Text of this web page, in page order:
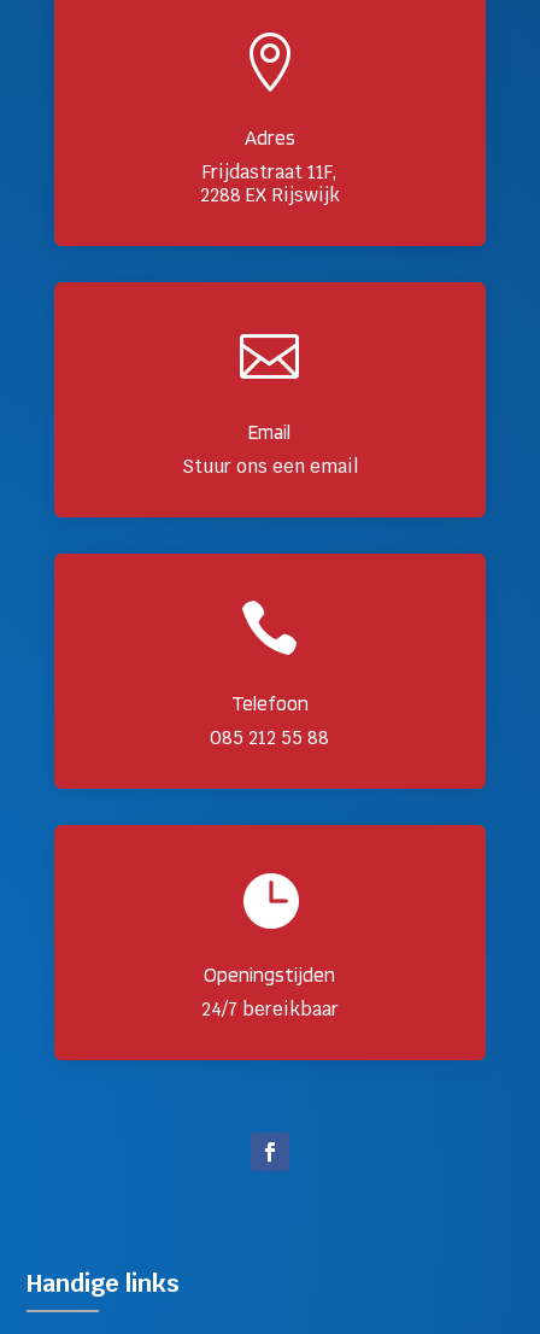

Adres
Frijdastraat 11F,
2288 EX Rijswijk

Email
Stuur ons een email

Telefoon
085 212 55 88

Openingstijden
24/7 bereikbaar
Handige links